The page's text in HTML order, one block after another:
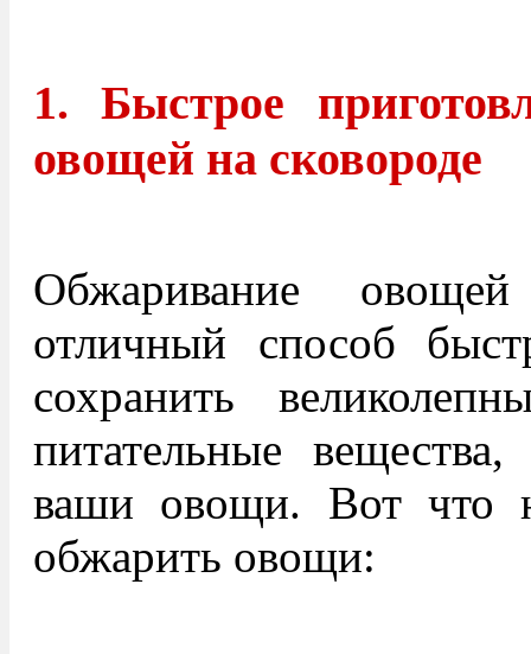
1. Быстрое
овощей на сковороде
Обжаривание
отличный способ
сохранить
питательные
ваши овощи. Вот что
обжарить овощи: